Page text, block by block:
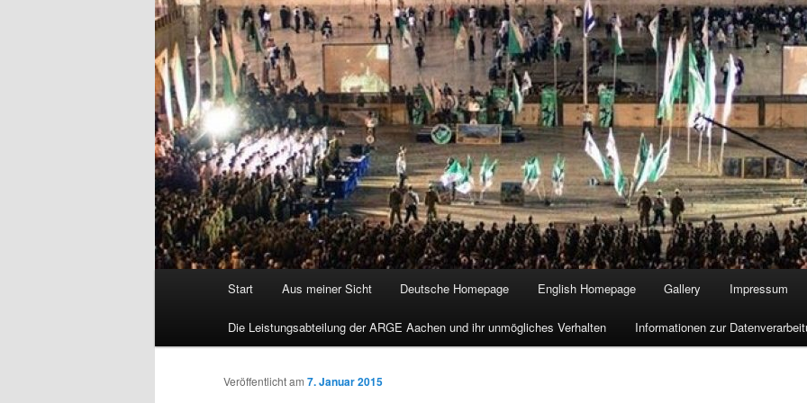
Start Aus meiner Sicht Deutsche Homepage English Homepage Gallery Impressum
Die Leistungsabteilung der ARGE Aachen und ihr unmögliches Verhalten Informationen zur
Veröffentlicht am 7. Januar 2015